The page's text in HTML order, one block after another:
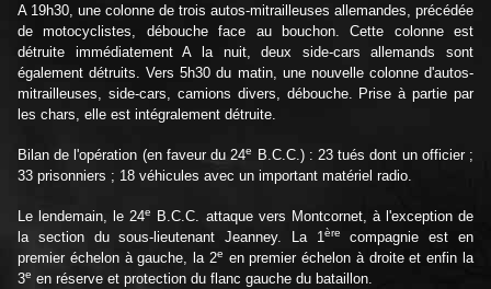
A 19h30, une colonne de trois autos-mitrailleuses allemandes, précédée
de motocyclistes, débouche face au bouchon. Cette colonne est
détruite immédiatement A la nuit, deux side-cars allemands sont
également détruits. Vers 5h30 du matin, une nouvelle colonne d'autos-
mitrailleuses, side-cars, camions divers, débouche. Prise à partie par
les chars, elle est intégralement détruite.
Bilan de l'opération (en faveur du 24e
B.C.C.) : 23 tués dont un officier ;
33 prisonniers ; 18 véhicules avec un important matériel radio.
Le lendemain, le 24e
B.C.C. attaque vers Montcornet, à l'exception de
la section du sous-lieutenant Jeanney. La 1ère
compagnie est en
premier échelon à gauche, la 2e en premier échelon à droite et enfin la
3e en réserve et protection du flanc gauche du bataillon.